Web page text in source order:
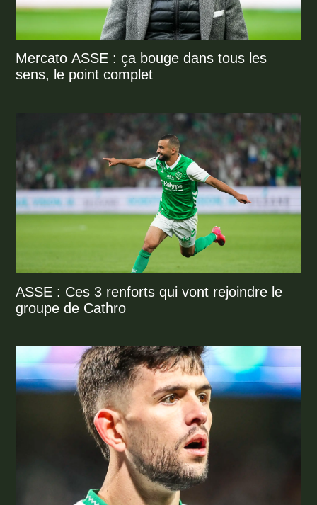
Mercato ASSE : ça bouge dans tous les
sens, le point complet
ASSE : Ces 3 renforts qui vont rejoindre le
groupe de Cathro